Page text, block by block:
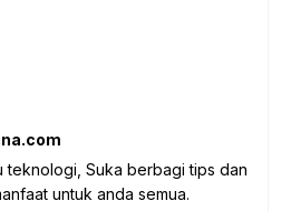
teknologi, Suka berbagi tips dan
untuk anda semua.